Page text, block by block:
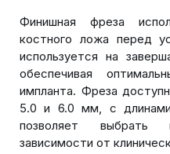
Финишная фреза
костного ложа перед
используется на
обеспечивая
импланта. Фреза
5.0 и 6.0 мм, с
позволяет
зависимости от